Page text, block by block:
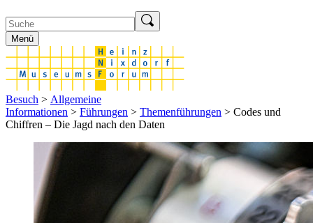
Menü
Besuch > Allgemeine
Informationen > Führungen > Themenführungen > Codes und
Chiffren – Die Jagd nach den Daten